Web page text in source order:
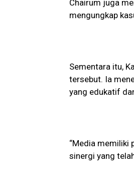
Chairum juga
mengungkap
Sementara itu,
tersebut. Ia
yang edukatif
“Media memiliki
sinergi yang